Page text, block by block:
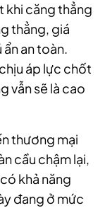
khi căng thẳng
thẳng, giá
an toàn.
áp lực chốt
vẫn sẽ là cao
thương mại
cầu chậm lại,
khả năng
đang ở mức